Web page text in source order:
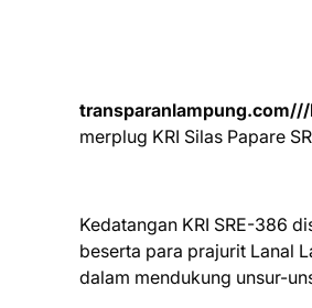
merplug KRI Silas Papare
Kedatangan KRI SRE-386
beserta para prajurit Lanal
dalam mendukung unsur-